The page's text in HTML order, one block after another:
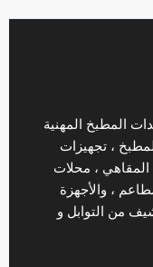
المطبخ المهنية
، تجهيزات
المقاهي ، محلات
، والأجهزة
من التوابل و